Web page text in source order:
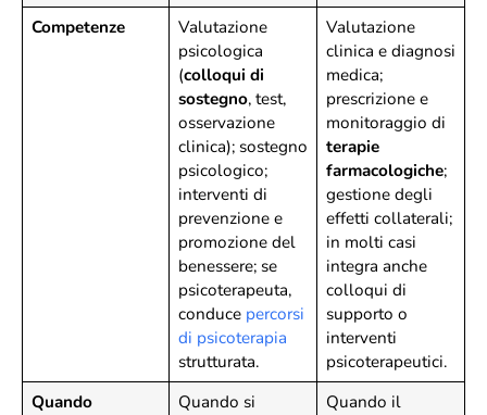
Competenze
Valutazione
psicologica
(colloqui di
sostegno, test,
osservazione
clinica); sostegno
psicologico;
interventi di
prevenzione e
promozione del
benessere; se
psicoterapeuta,
conduce percorsi
di psicoterapia
strutturata.
Valutazione
clinica e diagnosi
medica;
prescrizione e
monitoraggio di
terapie
farmacologiche;
gestione degli
effetti collaterali;
in molti casi
integra anche
colloqui di
supporto o
interventi
psicoterapeutici.
Quando
Quando si Quando il